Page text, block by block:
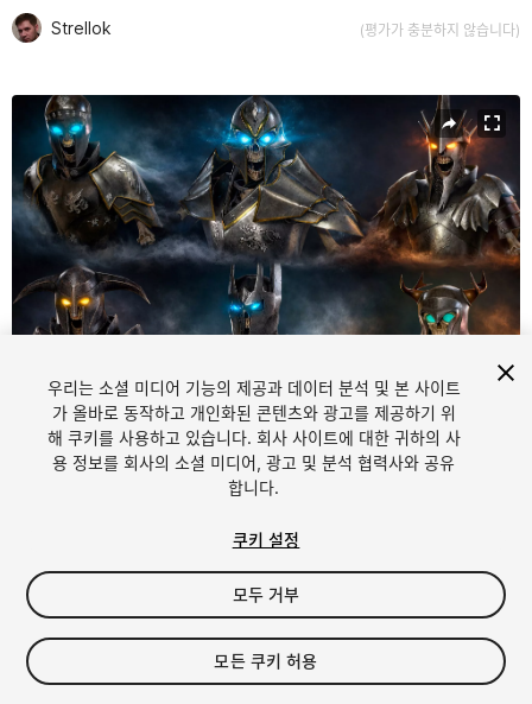
Strellok (평가가 충분하지 않습니다)
현재 슬라이드: 1 / 24
1/24
$99.99
세금/부가세는 결제 시 반영됩니다.
우리는 소셜 미디어 기능의 제공과 데이터 분석 및 본 사이트
가 올바로 동작하고 개인화된 콘텐츠와 광고를 제공하기 위
해 쿠키를 사용하고 있습니다. 회사 사이트에 대한 귀하의 사
용 정보를 회사의 소셜 미디어, 광고 및 분석 협력사와 공유
합니다.
쿠키 설정
모두 거부
모든 쿠키 허용